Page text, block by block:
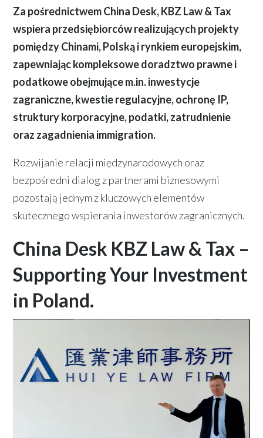
Za pośrednictwem China Desk, KBZ Law & Tax
wspiera przedsiębiorców realizujących projekty
pomiędzy Chinami, Polską i rynkiem europejskim,
zapewniając kompleksowe doradztwo prawne i
podatkowe obejmujące m.in. inwestycje
zagraniczne, kwestie regulacyjne, ochronę IP,
struktury korporacyjne, podatki, zatrudnienie
oraz zagadnienia immigration.
Rozwijanie relacji międzynarodowych oraz
bezpośredni dialog z partnerami biznesowymi
pozostają jednym z kluczowych elementów
skutecznego wspierania inwestorów zagranicznych.
China Desk KBZ Law & Tax –
Supporting Your Investment
in Poland.